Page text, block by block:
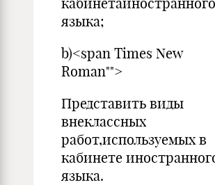
языка;
b)<span Times New
Roman"">
Представить виды
внеклассных
работ,используемых в
кабинете
языка.